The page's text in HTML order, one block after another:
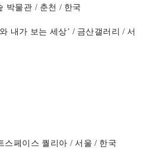
박물관 / 춘천 / 한국
내가 보는 세상’ / 금산갤러리/서
스페이스 퀄리아/서울/ 한국